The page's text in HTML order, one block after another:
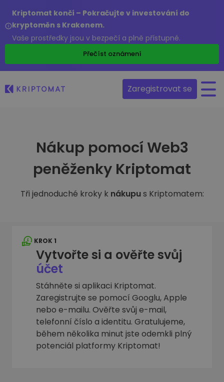
Kriptomat končí – Pokračujte v investování do
kryptoměn s Krakenem.
Vaše prostředky jsou v bezpečí a plně přístupné.
Přečíst oznámení
Zaregistrovat se
Nákup pomocí Web3
peněženky Kriptomat
Tři jednoduché kroky k nákupus Kriptomatem:
KROK 1
Vytvořte si a ověřte svůj
účet
Stáhněte si aplikaci Kriptomat.
Zaregistrujte se pomocí Googlu, Apple
nebo e-mailu. Ověřte svůj e-mail,
telefonní číslo a identitu. Gratulujeme,
během několika minut jste odemkli plný
potenciál platformy Kriptomat!